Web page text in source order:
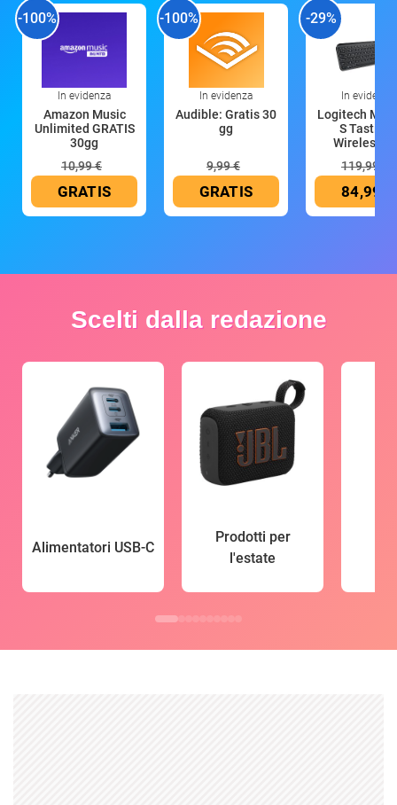
-100%
In evidenza
Amazon Music
Unlimited GRATIS
30gg
10,99 €
GRATIS
-100%
In evidenza
Audible: Gratis 30
gg
9,99 €
GRATIS
-29%
In evidenza
Logitech MX
S Tastiera
Wireless
119,99 €
84,99 €
Scelti dalla redazione
Alimentatori USB-C
Prodotti per
l'estate